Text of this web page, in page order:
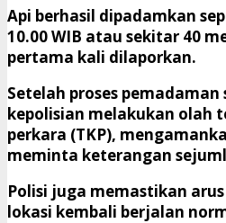
Api berhasil dipadamkan
10.00 WIB atau sekitar 40
pertama kali dilaporkan.
Setelah proses pemadaman
kepolisian melakukan olah
perkara (TKP),
meminta keterangan
Polisi juga memastikan
lokasi kembali berjalan